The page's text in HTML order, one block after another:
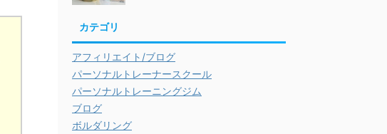
カテゴリ
アフィリエイト/ブログ
パーソナルトレーナースクール
パーソナルトレーニングジム
ブログ
ボルダリング